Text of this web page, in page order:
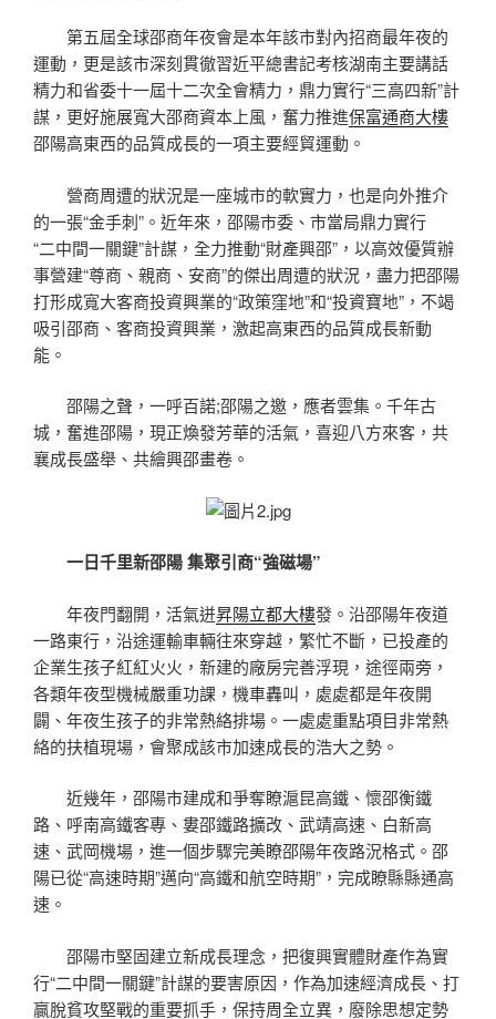
第五屆全球邵商年夜會是本年該市對內招商最年夜的
運動，更是該市深刻貫徹習近平總書記考核湖南主要講話
精力和省委十一屆十二次全會精力，鼎力實行“三高四新”計
謀，更好施展寬大邵商資本上風，奮力推進保富通商大樓
邵陽高東西的品質成長的一項主要經貿運動。
營商周遭的狀況是一座城市的軟實力，也是向外推介
的一張“金手刺”。近年來，邵陽市委、市當局鼎力實行
“二中間一關鍵”計謀，全力推動“財產興邵”，以高效優質辦
事營建“尊商、親商、安商”的傑出周遭的狀況，盡力把邵陽
打形成寬大客商投資興業的“政策窪地”和“投資寶地”，不竭
吸引邵商、客商投資興業，激起高東西的品質成長新動
能。
邵陽之聲，一呼百諾;邵陽之邀，應者雲集。千年古
城，奮進邵陽，現正煥發芳華的活氣，喜迎八方來客，共
襄成長盛舉、共繪興邵畫卷。
一日千里新邵陽 集聚引商“強磁場”
年夜門翻開，活氣迸昇陽立都大樓發。沿邵陽年夜道
一路東行，沿途運輸車輛往來穿越，繁忙不斷，已投產的
企業生孩子紅紅火火，新建的廠房完善浮現，途徑兩旁，
各類年夜型機械嚴重功課，機車轟叫，處處都是年夜開
闢、年夜生孩子的非常熱絡排場。一處處重點項目非常熱
絡的扶植現場，會聚成該市加速成長的浩大之勢。
近幾年，邵陽市建成和爭奪瞭滬昆高鐵、懷邵衡鐵
路、呼南高鐵客專、婁邵鐵路擴改、武靖高速、白新高
速、武岡機場，進一個步驟完美瞭邵陽年夜路況格式。邵
陽已從“高速時期”邁向“高鐵和航空時期”，完成瞭縣縣通高
速。
邵陽市堅固建立新成長理念，把復興實體財產作為實
行“二中間一關鍵”計謀的要害原因，作為加速經濟成長、打
贏脫貧攻堅戰的重要抓手，保持周全立異，廢除思想定勢